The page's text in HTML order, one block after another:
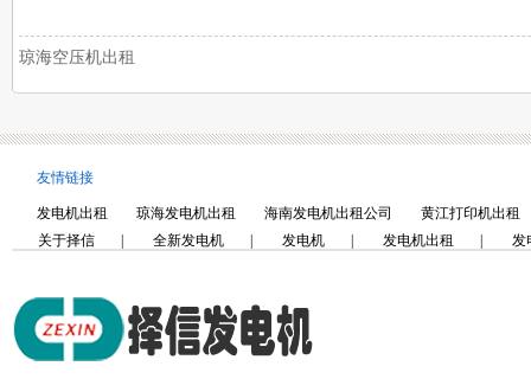
琼海空压机出租
友情链接
发电机出租 琼海发电机出租 海南发电机出租公司
黄江打印机出租
关于择信
全新发电机 发电机 发电机出租 发